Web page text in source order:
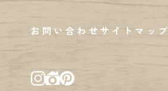
お問い合わせサイトマップ